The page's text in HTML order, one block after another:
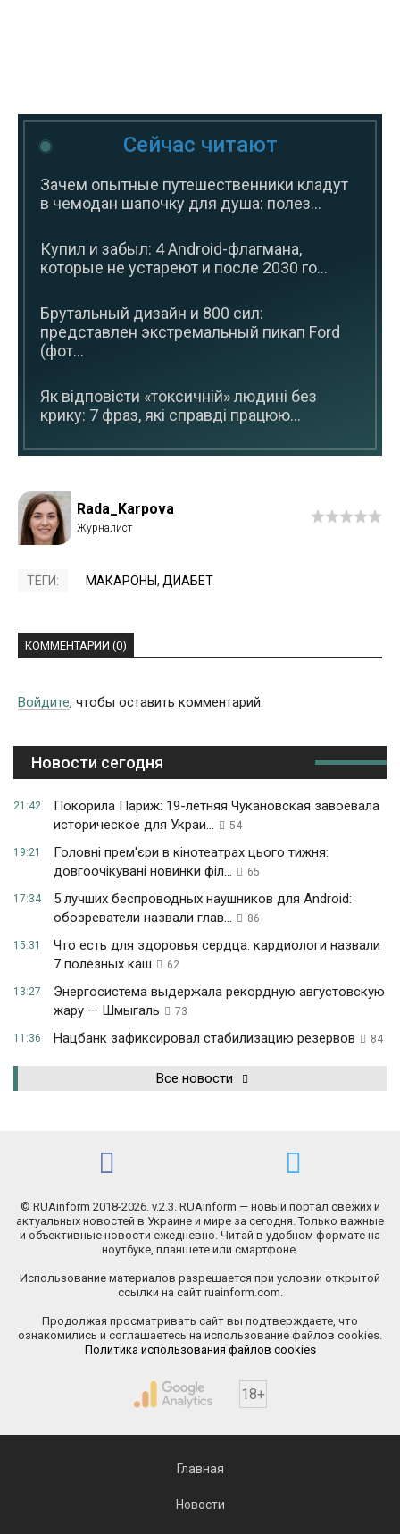
Сейчас читают
Зачем опытные путешественники кладут
в чемодан шапочку для душа: полез...
Купил и забыл: 4 Android-флагмана,
которые не устареют и после 2030 го...
Брутальный дизайн и 800 сил:
представлен экстремальный пикап Ford
(фот...
Як відповісти «токсичній» людині без
крику: 7 фраз, які справді працюю...
Rada_Karpova
ТЕГИ: МАКАРОНЫ, ДИАБЕТ
КОММЕНТАРИИ (0)
Войдите, чтобы оставить комментарий.
Новости сегодня
21:42
Покорила Париж: 19-летняя Чукановская завоевала
историческое для Украи...
54
19:21
Головні прем'єри в кінотеатрах цього тижня:
довгоочікувані новинки філ...
65
17:34
5 лучших беспроводных наушников для Android:
обозреватели назвали глав...
86
15:31
Что есть для здоровья сердца: кардиологи назвали
7 полезных каш
62
13:27
Энергосистема выдержала рекордную августовскую
жару — Шмыгаль
73
11:36 Нацбанк зафиксировал стабилизацию резервов 84
Все новости
© RUAinform 2018-2026. v.2.3. RUAinform — новый портал свежих и
актуальных новостей в Украине и мире за сегодня. Только важные
и объективные новости ежедневно. Читай в удобном формате на
ноутбуке, планшете или смартфоне.
Использование материалов разрешается при условии открытой
ссылки на сайт ruainform.com.
Продолжая просматривать сайт вы подтверждаете, что
ознакомились и соглашаетесь на использование файлов cookies.
Политика использования файлов cookies
18+
Главная
Новости